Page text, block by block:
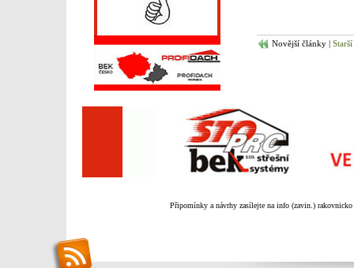
Novější články |
Připomínky a návrhy zasílejte na info (zavin.) rakovnicko